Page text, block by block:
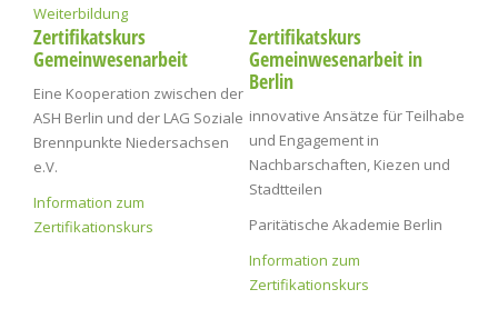
Weiterbildung
Zertifikatskurs
Gemeinwesenarbeit
Eine Kooperation zwischen der
ASH Berlin und der LAG Soziale
Brennpunkte Niedersachsen
e.V.
Information zum
Zertifikationskurs
Zertifikatskurs
Gemeinwesenarbeit in
Berlin
innovative Ansätze für Teilhabe
und Engagement in
Nachbarschaften, Kiezen und
Stadtteilen
Paritätische Akademie Berlin
Information zum
Zertifikationskurs